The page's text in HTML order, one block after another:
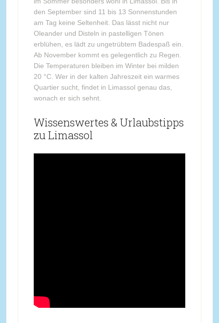
den September sind 11 bis 13 Sonnenstunden
am Tag keine Seltenheit. Das lässt nicht nur
Oleander und Disteln in pastelligen Tönen
erblühen, es lädt zu ungetrübtem Badespaß ein.
Ab November kommt es gelegentlich zu Regen.
Die Temperaturen bleiben im Winter bei milden
20 °C. Wer in der kalten Jahreszeit ein warmes
Quartier sucht, findet in Limassol genau das,
wonach er sich sehnt.
Wissenswertes & Urlaubstipps
zu Limassol